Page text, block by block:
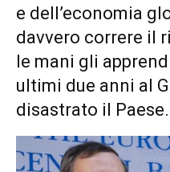
e dell’economia
davvero correre il
le mani gli
ultimi due anni al
disastrato il Paese.